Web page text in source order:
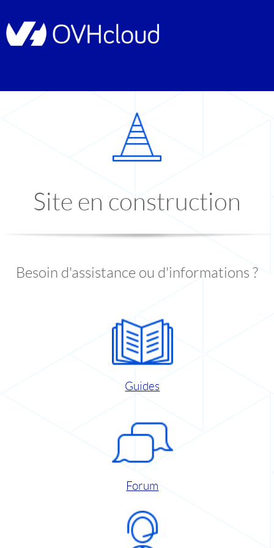
Site en construction
Besoin d'assistance ou d'informations ?
Guides
Forum